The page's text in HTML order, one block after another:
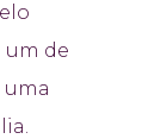
um de
uma